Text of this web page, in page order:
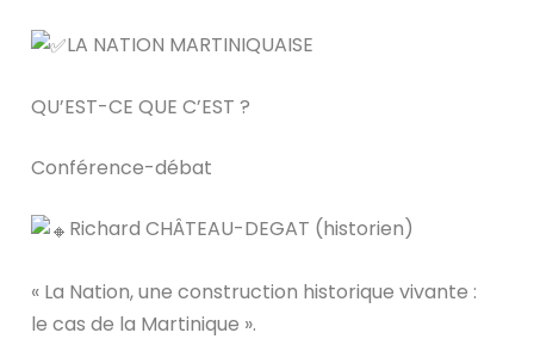
LA NATION MARTINIQUAISE
QU’EST-CE QUE C’EST ?
Conférence-débat
Richard CHÂTEAU-DEGAT (historien)
« La Nation, une construction historique vivante :
le cas de la Martinique ».